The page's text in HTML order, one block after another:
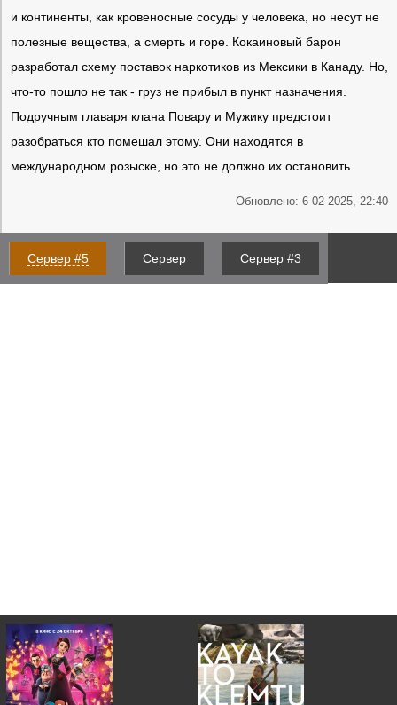
и континенты, как кровеносные сосуды у человека, но несут не
полезные вещества, а смерть и горе. Кокаиновый барон
разработал схему поставок наркотиков из Мексики в Канаду. Но,
что-то пошло не так - груз не прибыл в пункт назначения.
Подручным главаря клана Повару и Мужику предстоит
разобраться кто помешал этому. Они находятся в
международном розыске, но это не должно их остановить.
Обновлено: 6-02-2025, 22:40
Сервер #5 Сервер Сервер #3